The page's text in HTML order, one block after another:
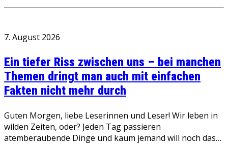
7. August 2026
Ein tiefer Riss zwischen uns – bei manchen
Themen dringt man auch mit einfachen
Fakten nicht mehr durch
Guten Morgen, liebe Leserinnen und Leser! Wir leben in
wilden Zeiten, oder? Jeden Tag passieren
atemberaubende Dinge und kaum jemand will noch das…